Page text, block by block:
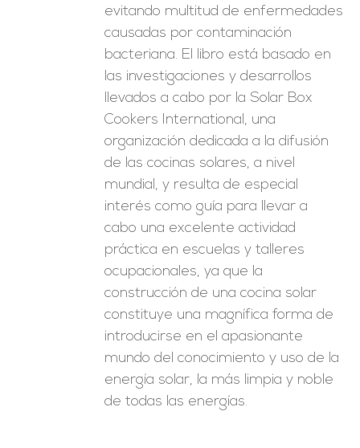
evitando multitud de enfermedades
causadas por contaminación
bacteriana. El libro está basado en
las investigaciones y desarrollos
llevados a cabo por la Solar Box
Cookers International, una
organización dedicada a la difusión
de las cocinas solares, a nivel
mundial, y resulta de especial
interés como guía para llevar a
cabo una excelente actividad
práctica en escuelas y talleres
ocupacionales, ya que la
construcción de una cocina solar
constituye una magnífica forma de
introducirse en el apasionante
mundo del conocimiento y uso de la
energía solar, la más limpia y noble
de todas las energías.